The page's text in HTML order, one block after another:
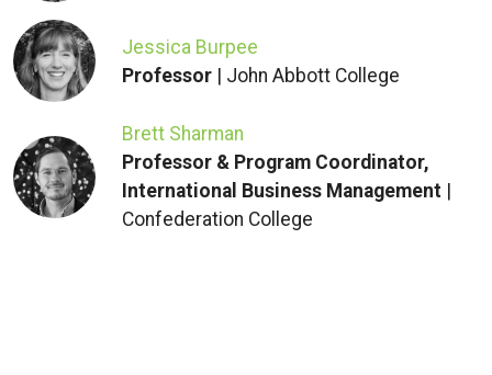
Jessica Burpee
Professor | John Abbott College
Brett Sharman
Professor & Program Coordinator,
International Business Management
Confederation College